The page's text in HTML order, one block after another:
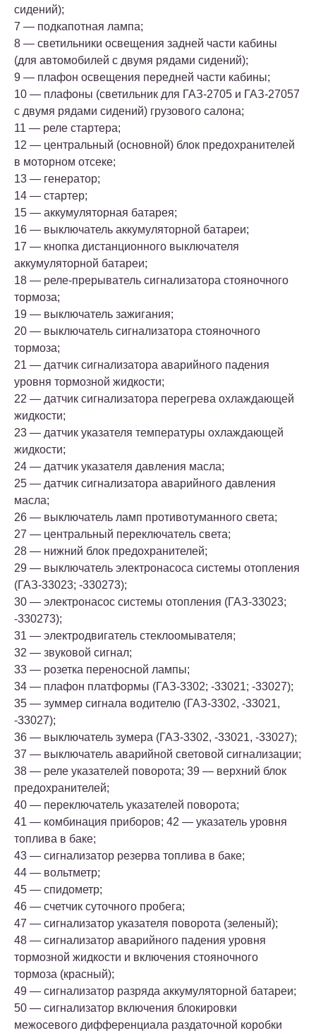
сидений);
7 — подкапотная лампа;
8 — светильники освещения задней части кабины
(для автомобилей с двумя рядами сидений);
9 — плафон освещения передней части кабины;
10 — плафоны (светильник для ГАЗ-2705 и ГАЗ-27057
с двумя рядами сидений) грузового салона;
11 — реле стартера;
12 — центральный (основной) блок предохранителей
в моторном отсеке;
13 — генератор;
14 — стартер;
15 — аккумуляторная батарея;
16 — выключатель аккумуляторной батареи;
17 — кнопка дистанционного выключателя
аккумуляторной батареи;
18 — реле-прерыватель сигнализатора стояночного
тормоза;
19 — выключатель зажигания;
20 — выключатель сигнализатора стояночного
тормоза;
21 — датчик сигнализатора аварийного падения
уровня тормозной жидкости;
22 — датчик сигнализатора перегрева охлаждающей
жидкости;
23 — датчик указателя температуры охлаждающей
жидкости;
24 — датчик указателя давления масла;
25 — датчик сигнализатора аварийного давления
масла;
26 — выключатель ламп противотуманного света;
27 — центральный переключатель света;
28 — нижний блок предохранителей;
29 — выключатель электронасоса системы отопления
(ГАЗ-33023; -330273);
30 — электронасос системы отопления (ГАЗ-33023;
-330273);
31 — электродвигатель стеклоомывателя;
32 — звуковой сигнал;
33 — розетка переносной лампы;
34 — плафон платформы (ГАЗ-3302; -33021; -33027);
35 — зуммер сигнала водителю (ГАЗ-3302, -33021,
-33027);
36 — выключатель зумера (ГАЗ-3302, -33021, -33027);
37 — выключатель аварийной световой сигнализации;
38 — реле указателей поворота; 39 — верхний блок
предохранителей;
40 — переключатель указателей поворота;
41 — комбинация приборов; 42 — указатель уровня
топлива в баке;
43 — сигнализатор резерва топлива в баке;
44 — вольтметр;
45 — спидометр;
46 — счетчик суточного пробега;
47 — сигнализатор указателя поворота (зеленый);
48 — сигнализатор аварийного падения уровня
тормозной жидкости и включения стояночного
тормоза (красный);
49 — сигнализатор разряда аккумуляторной батареи;
50 — сигнализатор включения блокировки
межосевого дифференциала раздаточной коробки